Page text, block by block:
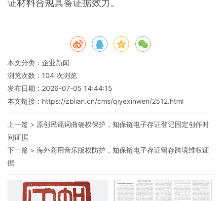
证材料合规具备证据效力。
本文分类： 企业新闻
浏览次数： 104 次浏览
发布日期：2026-07-05 14:44:15
本文链接： https://zblian.cn/cms/qiyexinwen/2512.html
上一篇 > 原创民谣词曲确权保护，知保链电子存证登记固定创作时
间证据
下一篇 > 海外商用音乐版权防护，知保链电子存证留存跨境维权证
据